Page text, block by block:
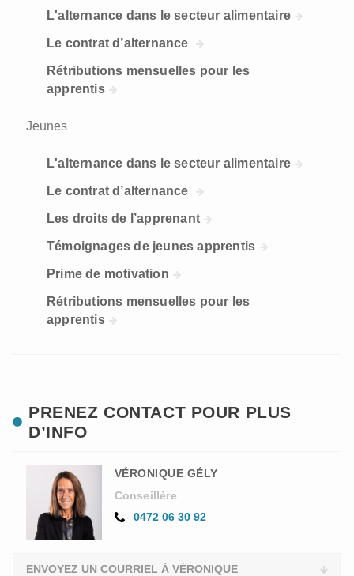
L'alternance dans le secteur alimentaire
Le contrat d’alternance
Rétributions mensuelles pour les
apprentis
Jeunes
L'alternance dans le secteur alimentaire
Le contrat d’alternance
Les droits de l’apprenant
Témoignages de jeunes apprentis
Prime de motivation
Rétributions mensuelles pour les
apprentis
PRENEZ CONTACT POUR PLUS
D’INFO
VÉRONIQUE GÉLY
Conseillère
0472 06 30 92
ENVOYEZ UN COURRIEL À VÉRONIQUE